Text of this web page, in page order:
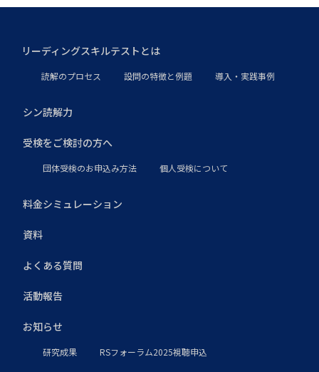
リーディングスキルテストとは
読解のプロセス 設問の特徴と例題 導入・実践事例
シン読解力
受検をご検討の方へ
団体受検のお申込み方法 個人受検について
料金シミュレーション
資料
よくある質問
活動報告
お知らせ
研究成果 RSフォーラム2025視聴申込